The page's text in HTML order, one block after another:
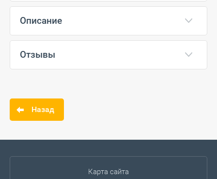
Описание
Отзывы
Назад
Карта сайта